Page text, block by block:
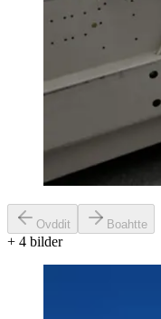
Ovddit Boahtte
+ 4 bilder